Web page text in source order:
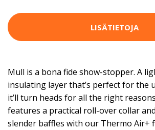
LISÄTIETOJA
Mull is a bona fide show-stopper. A
insulating layer that’s perfect for the
it’ll turn heads for all the right
features a practical roll-over collar
slender baffles with our Thermo Air+